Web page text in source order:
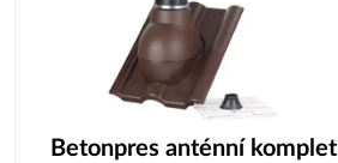
Betonpres anténní komplet